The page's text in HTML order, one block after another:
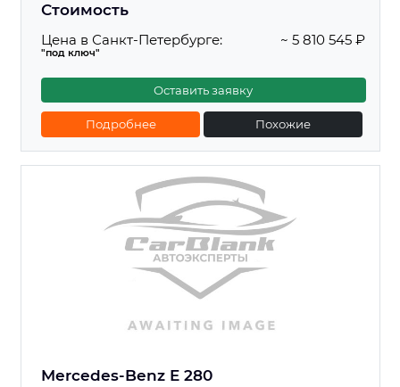
Стоимость
Цена в Санкт-Петербурге:
"под ключ"
~ 5 810 545 ₽
Оставить заявку
Подробнее Похожие
Mercedes-Benz E 280